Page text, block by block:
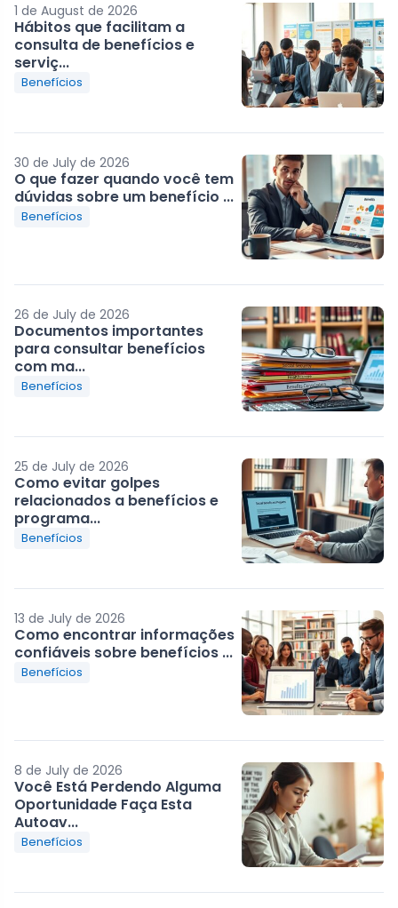
1 de August de 2026
Hábitos que facilitam a
consulta de benefícios e
serviç...
Benefícios
30 de July de 2026
O que fazer quando você tem
dúvidas sobre um benefício ...
Benefícios
26 de July de 2026
Documentos importantes
para consultar benefícios
com ma...
Benefícios
25 de July de 2026
Como evitar golpes
relacionados a benefícios e
programa...
Benefícios
13 de July de 2026
Como encontrar informações
confiáveis sobre benefícios ...
Benefícios
8 de July de 2026
Você Está Perdendo Alguma
Oportunidade Faça Esta
Autoav...
Benefícios